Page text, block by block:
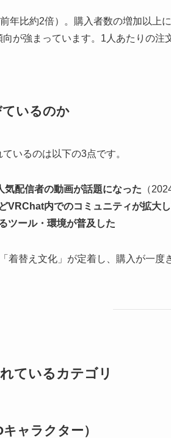
年比約2倍）。購入者数の増加以上
が強まっています。1人あたりの
いるのか
いるのは以下の3点です。
配信者の動画が話題になった （
VRChat内でのコミュニティが拡大
ツール・環境が普及した
着替え文化」が定着し、購入が一
ているカテゴリ
ャラクター）